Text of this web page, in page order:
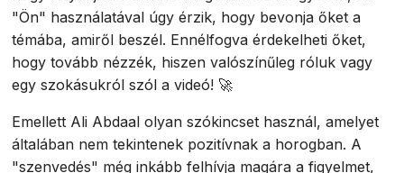
"Ön" használatával úgy érzik, hogy bevonja őket a
témába, amiről beszél. Ennélfogva érdekelheti őket,
hogy tovább nézzék, hiszen valószínűleg róluk vagy
egy szokásukról szól a videó! 🚀
Emellett Ali Abdaal olyan szókincset használ, amelyet
általában nem tekintenek pozitívnak a horogban. A
"szenvedés" még inkább felhívja magára a figyelmet,